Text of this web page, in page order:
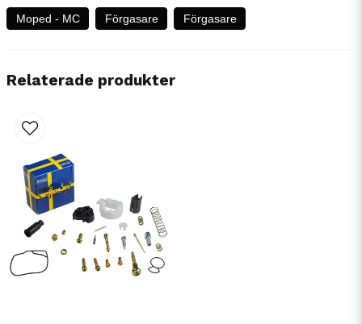
Moped - MC Förgasare Förgasare
Relaterade produkter